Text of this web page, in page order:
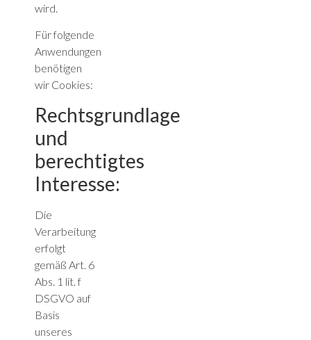
wird.
Für folgende
Anwendungen
benötigen
wir Cookies:
Rechtsgrundlage
und
berechtigtes
Interesse:
Die
Verarbeitung
erfolgt
gemäß Art. 6
Abs. 1 lit. f
DSGVO auf
Basis
unseres